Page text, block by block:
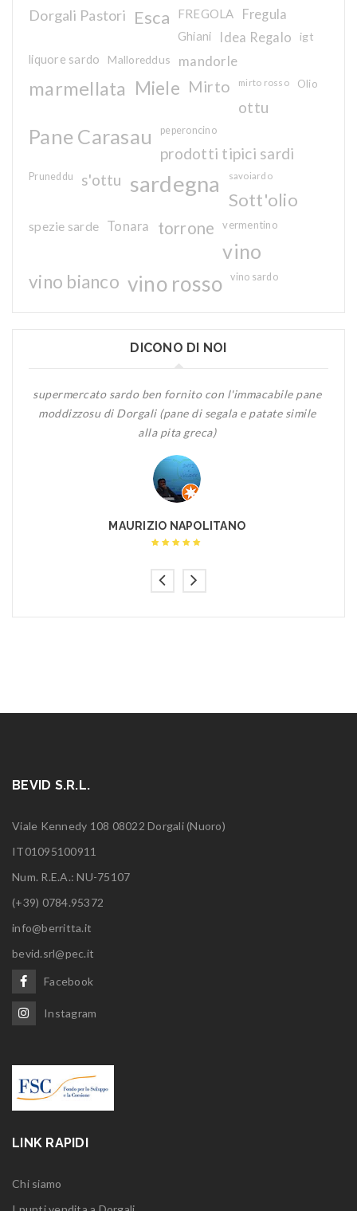
Dorgali Pastori Esca FREGOLA Fregula
Ghiani Idea Regalo
igt
liquore sardo
Malloreddus mandorle
marmellata Miele Mirto mirto rosso Olio
ottu
Pane Carasau peperoncino
prodotti tipici sardi
Pruneddu s'ottu sardegna savoiardo
Sott'olio
spezie sarde Tonara torrone vermentino
vino
vino bianco vino rosso vino sardo
DICONO DI NOI
supermercato sardo ben fornito con l'immacabile pane
moddizzosu di Dorgali (pane di segala e patate simile
alla pita greca)
MAURIZIO NAPOLITANO
BEVID S.R.L.
Viale Kennedy 108 08022 Dorgali (Nuoro)
IT01095100911
Num. R.E.A.: NU-75107
(+39) 0784.95372
info@berritta.it
bevid.srl@pec.it
Facebook
Instagram
LINK RAPIDI
Chi siamo